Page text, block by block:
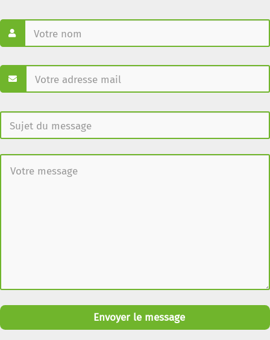
Envoyer le message